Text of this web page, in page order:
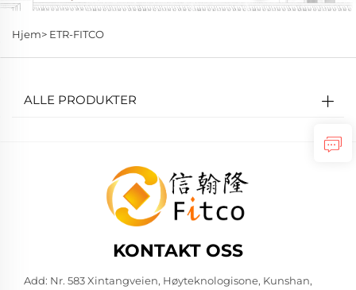
Hjem> ETR-FITCO
ALLE PRODUKTER
KONTAKT OSS
Add: Nr. 583 Xintangveien, Høyteknologisone, Kunshan,